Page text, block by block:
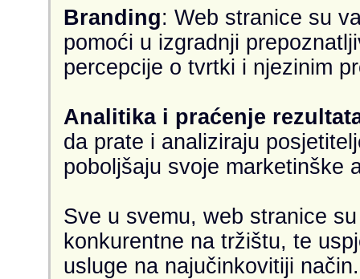
Branding: Web stranice su
pomoći u izgradnji
percepcije o tvrtki i njezinim
Analitika i praćenje
da prate i analiziraju
poboljšaju svoje marketinške
Sve u svemu, web stranice
konkurentne na tržištu, te
usluge na najučinkovitiji način.